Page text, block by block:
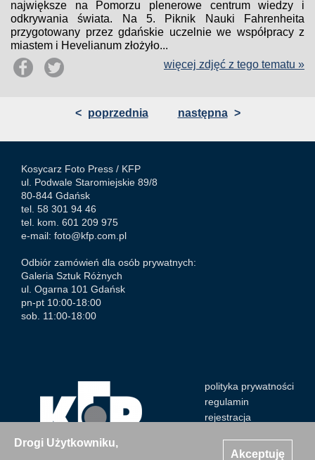
Akceptuję
Drogi Użytkowniku,
największe na Pomorzu plenerowe centrum wiedzy i
odkrywania świata. Na 5. Piknik Nauki Fahrenheita
przygotowany przez gdańskie uczelnie we współpracy z
miastem i Hevelianum złożyło...
więcej zdjęć z tego tematu »
< poprzednia następna >
Kosycarz Foto Press / KFP
ul. Podwale Staromiejskie 89/8
80-844 Gdańsk
tel. 58 301 94 46
tel. kom. 601 209 975
e-mail: foto@kfp.com.pl
Odbiór zamówień dla osób prywatnych:
Galeria Sztuk Różnych
ul. Ogarna 101 Gdańsk
pn-pt 10:00-18:00
sob. 11:00-18:00
polityka prywatności
regulamin
rejestracja